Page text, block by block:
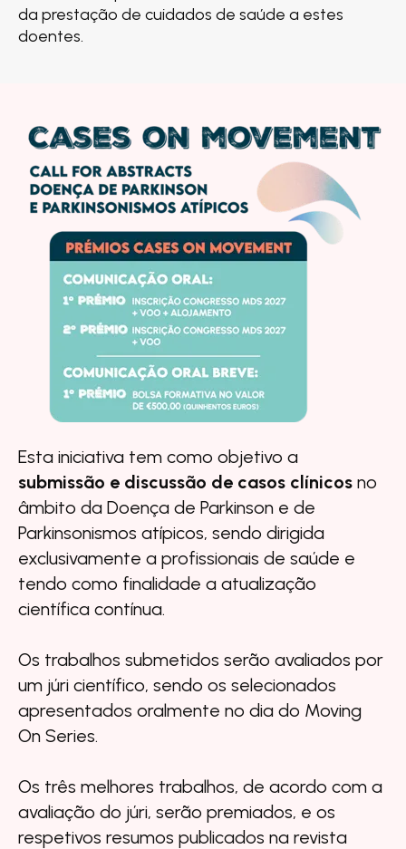
da prestação de cuidados de saúde a estes
doentes.
Esta iniciativa tem como objetivo a
submissão e discussão de casos clínicos no
âmbito da Doença de Parkinson e de
Parkinsonismos atípicos, sendo dirigida
exclusivamente a profissionais de saúde e
tendo como finalidade a atualização
científica contínua.
Os trabalhos submetidos serão avaliados por
um júri científico, sendo os selecionados
apresentados oralmente no dia do Moving
On Series.
Os três melhores trabalhos, de acordo com a
avaliação do júri, serão premiados, e os
respetivos resumos publicados na revista